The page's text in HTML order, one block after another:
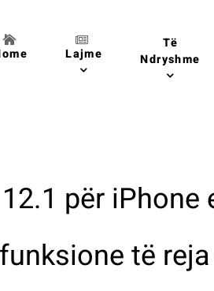
Lajme
Të
Ndryshme
për iPhone
të reja